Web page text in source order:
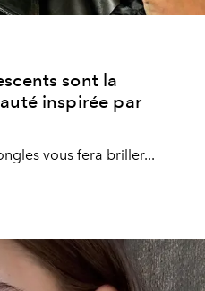
sont la
inspirée par
vous fera briller...